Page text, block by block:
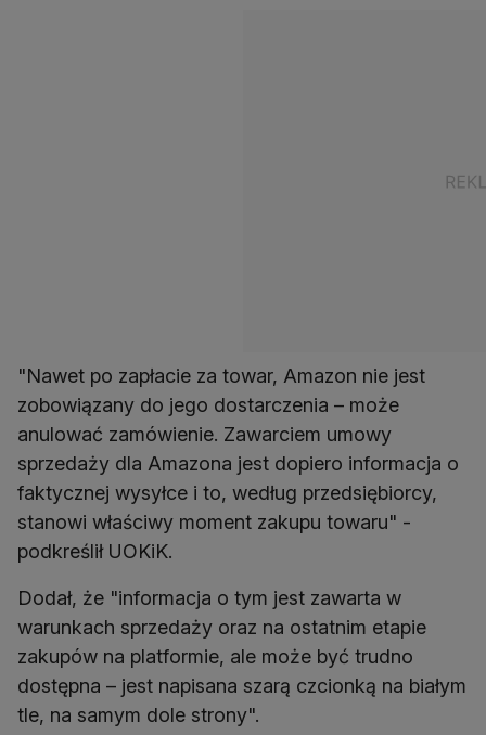
"Nawet po zapłacie za towar, Amazon nie jest
zobowiązany do jego dostarczenia – może
anulować zamówienie. Zawarciem umowy
sprzedaży dla Amazona jest dopiero informacja o
faktycznej wysyłce i to, według przedsiębiorcy,
stanowi właściwy moment zakupu towaru" -
podkreślił UOKiK.
Dodał, że "informacja o tym jest zawarta w
warunkach sprzedaży oraz na ostatnim etapie
zakupów na platformie, ale może być trudno
dostępna – jest napisana szarą czcionką na białym
tle, na samym dole strony".